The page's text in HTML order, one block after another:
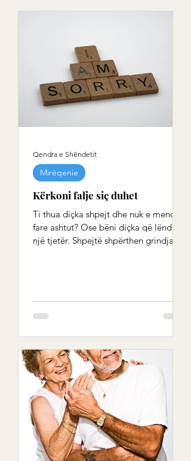
Kërkoni falje siç duhet
Ti thua diçka shpejt dhe nuk e mendon
fare ashtut? Ose bëni diçka që lëndon
një tjetër. Shpejtë shpërthen grindja.
Mirëqenie
Qendra e Shëndetit